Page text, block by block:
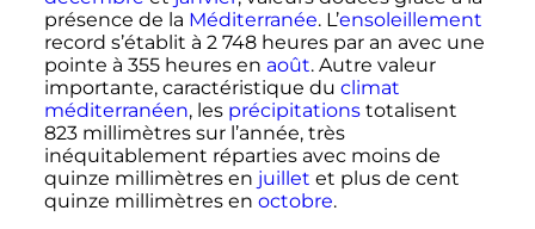
présence de la Méditerranée. L’ensoleillement
record s’établit à 2 748 heurespar an avec une
pointe à 355 heuresen août. Autre valeur
importante, caractéristique du climat
méditerranéen, les précipitationstotalisent
823 millimètressur l’année, très
inéquitablement réparties avec moins de
quinze millimètres en juillet et plus de cent
quinze millimètres en octobre.